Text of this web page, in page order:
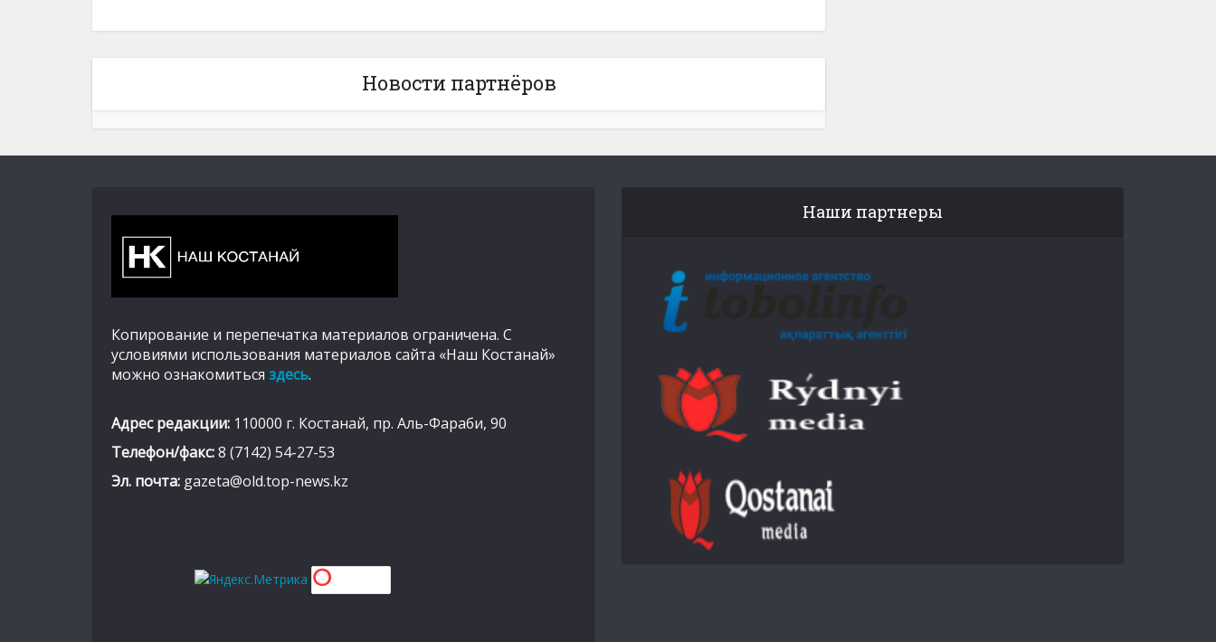
Новости партнёров
Копирование и перепечатка материалов ограничена. С
условиями использования материалов сайта «Наш Костанай»
можно ознакомиться здесь.
Адрес редакции: 110000 г. Костанай, пр. Аль-Фараби, 90
Телефон/факс:8 (7142) 54-27-53
Эл. почта: gazeta@old.top-news.kz
Наши партнеры